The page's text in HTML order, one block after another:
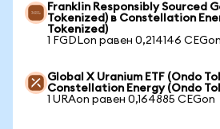
Franklin Responsibly Sourced
Tokenized) в Constellation
Tokenized)
1 FGDLon равен 0,214146 CEGon
Global X Uranium ETF (Ondo
Constellation Energy (Ondo
1 URAon равен 0,164885 CEGon